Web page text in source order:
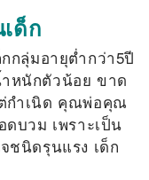
ด็ก
กลุ่มอายุต่ำกว่า5ปี
หนักตัวน้อย ขาด
กำเนิด คุณพ่อคุณ
บวม เพราะเป็น
ชนิดรุนแรง เด็ก